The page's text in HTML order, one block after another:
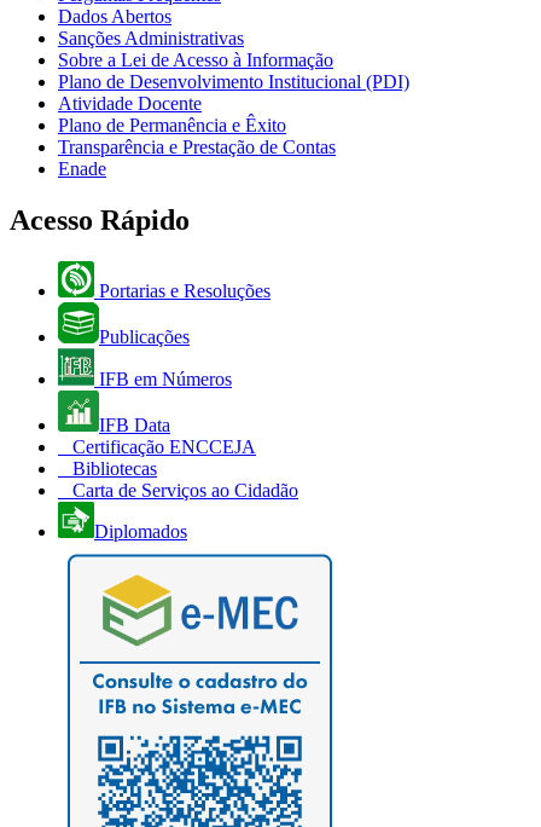
Dados Abertos
Sanções Administrativas
Sobre a Lei de Acesso à Informação
Plano de Desenvolvimento Institucional (PDI)
Atividade Docente
Plano de Permanência e Êxito
Transparência e Prestação de Contas
Enade
Acesso Rápido
Portarias e Resoluções
Publicações
IFB em Números
IFB Data
Certificação ENCCEJA
Bibliotecas
Carta de Serviços ao Cidadão
Diplomados